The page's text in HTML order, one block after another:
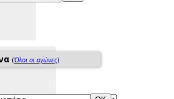
(Όλοι οι αγώνες)